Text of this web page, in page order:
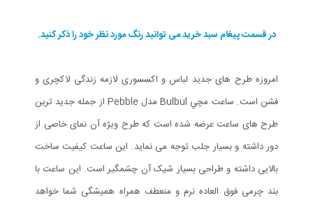
در قسمت پیغام سبد خرید می توانید رنگ مورد نظر خود را ذکر کنید.
امروزه طرح های جدید لباس و اکسسوری لازمه زندگی لاکچری و
فشن است. ساعت مچي Bulbul مدل Pebble از جمله جدید ترین
طرح های ساعت عرضه شده است که طرح ویژه آن نمای خاصی از
دور داشته و بسیار جلب توجه می نماید. این ساعت کیفیت ساخت
بالایی داشته و طراحی بسیار شیک آن چشمگیر است. این ساعت با
بند چرمی فوق العاده نرم و منعطف همراه همیشگی شما خواهد